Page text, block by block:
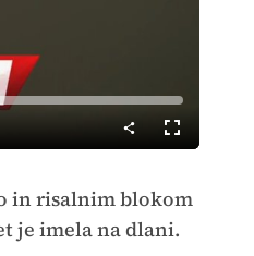
Celozaslonski
način
in risalnim blokom
je imela na dlani.